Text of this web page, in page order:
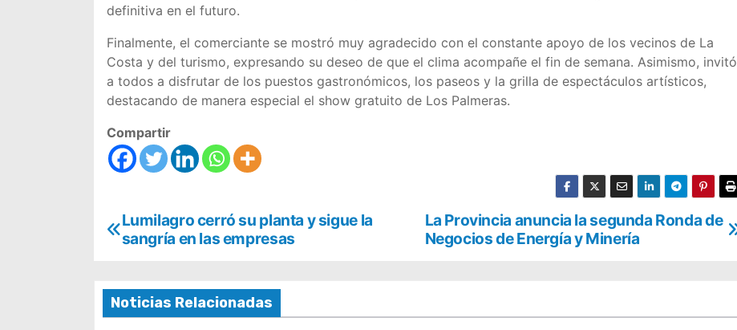
definitiva en el futuro.
Finalmente, el comerciante se mostró muy agradecido con el constante apoyo de los vecinos de La
Costa y del turismo, expresando su deseo de que el clima acompañe el fin de semana. Asimismo, invitó
a todos a disfrutar de los puestos gastronómicos, los paseos y la grilla de espectáculos artísticos,
destacando de manera especial el show gratuito de Los Palmeras.
Compartir
N
v
e
La Provincia anuncia la segunda Ronda de
Negocios de Energía y Minería
Lumilagro cerró su planta y sigue la
sangría en las empresas
Noticias Relacionadas